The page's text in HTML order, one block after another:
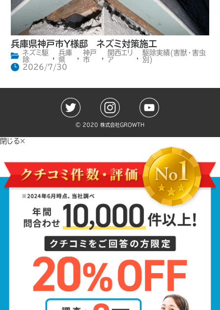
兵庫県神戸市Y様邸 ネズミ対策施工
ネズミ駆
除
兵庫
県
神戸
市
関西エリ
ア
駆除実績(害獣・害虫
別)
2026/7/30
©️ 2020 株式会社GROWTH
閉じる×